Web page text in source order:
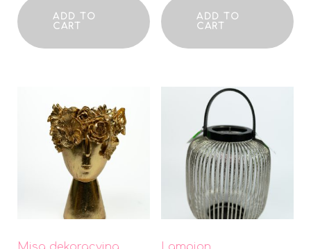
ADD TO
CART
ADD TO
CART